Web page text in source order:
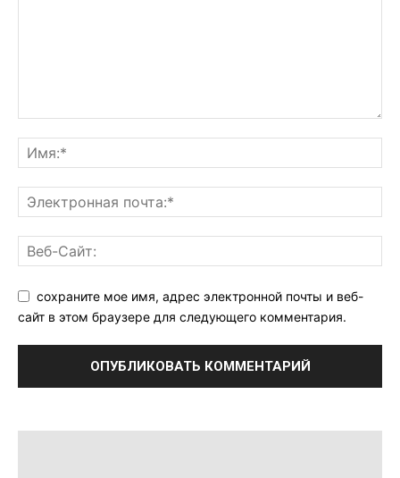
сохраните мое имя, адрес электронной почты и веб-
сайт в этом браузере для следующего комментария.